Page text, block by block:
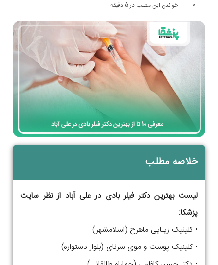
0
خواندن این مطلب در 5 دقیقه
خلاصه مطلب
لیست بهترین دکتر فیلر بادی در علی آباد از نظر سایت
پزشکا:
• کلینیک زیبایی ماهرخ (اسلامشهر)
• کلینیک پوست و موی سرنای (بلوار دستواره)